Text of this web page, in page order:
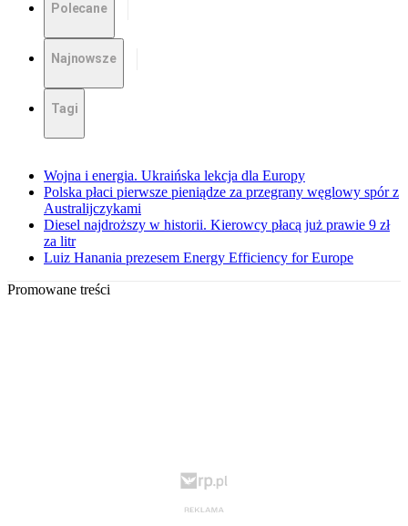
Polecane
Najnowsze
Tagi
Wojna i energia. Ukraińska lekcja dla Europy
Polska płaci pierwsze pieniądze za przegrany węglowy spór z
Australijczykami
Diesel najdroższy w historii. Kierowcy płacą już prawie 9 zł
za litr
Luiz Hanania prezesem Energy Efficiency for Europe
Promowane treści